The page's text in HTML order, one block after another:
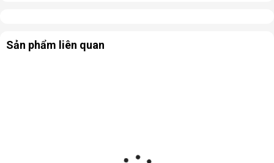
Sản phẩm liên quan